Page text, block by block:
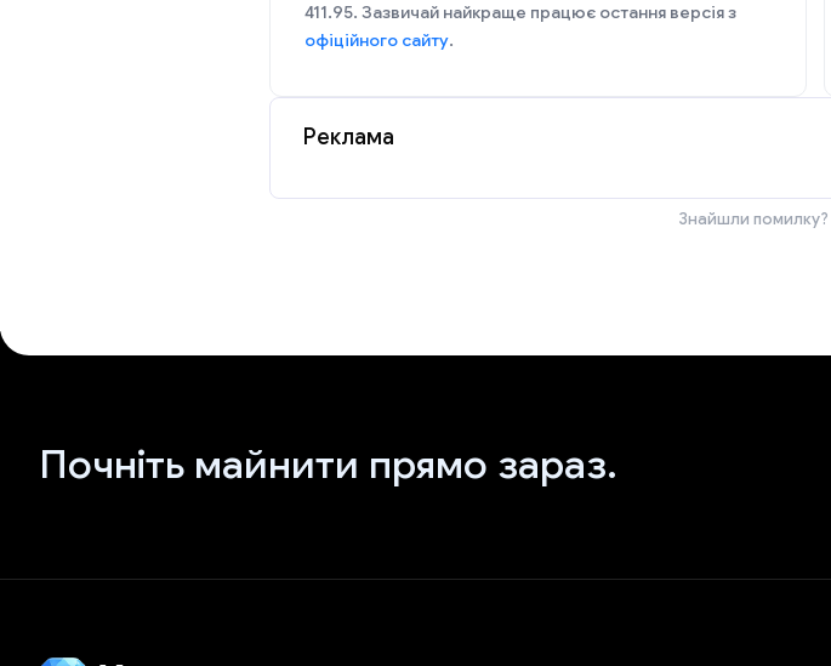
411.95. Зазвичай найкраще працює остання версія з
офіційного сайту.
Реклама
Знайшли помилку?
Почніть майнити прямо зараз.